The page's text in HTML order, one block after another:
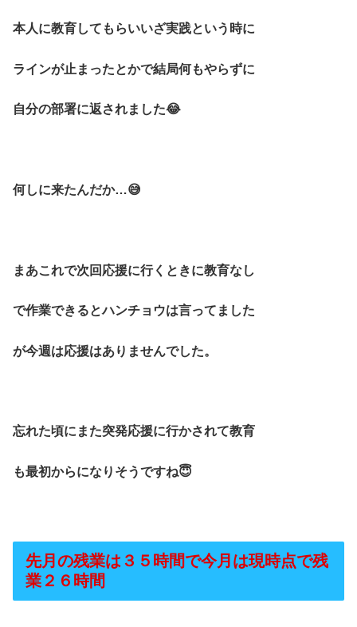
本人に教育してもらいいざ実践という時に
ラインが止まったとかで結局何もやらずに
自分の部署に返されました😂
何しに来たんだか…😅
まあこれで次回応援に行くときに教育なし
で作業できるとハンチョウは言ってました
が今週は応援はありませんでした。
忘れた頃にまた突発応援に行かされて教育
も最初からになりそうですね😇
先月の残業は３５時間で今月は現時点で残
業２６時間